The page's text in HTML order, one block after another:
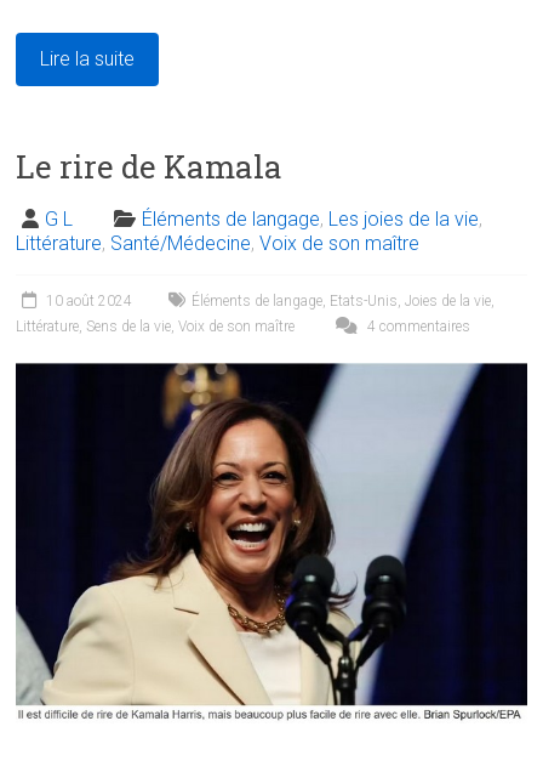
Lire la suite
Le rire de Kamala
G L Éléments de langage, Les joies de la vie,
Littérature, Santé/Médecine,Voix de son maître
10 août 2024 Éléments de langage Etats-Unis ,Joies de la vie
Littérature Sens de la vie ,Voix de son maître 4 commentaires